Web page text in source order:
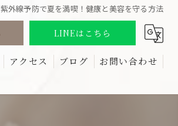
紫外線予防で夏を満喫！健康と美容を守る方法
LINEはこちら
アクセス ブログ お問い合わせ